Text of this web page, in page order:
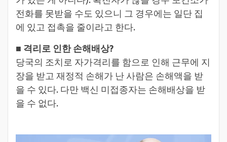
전화를 못받을 수도 있으니 그 경우에는 일단 집
에 있고 접촉을 줄이라고 한다.
■ 격리로 인한 손해배상?
당국의 조치로 자가격리를 함으로 인해 근무에 지
장을 받고 재정적 손해가 난 사람은 손해액을 받
을 수 있다. 다만 백신 미접종자는 손해배상을 받
을 수 없다.